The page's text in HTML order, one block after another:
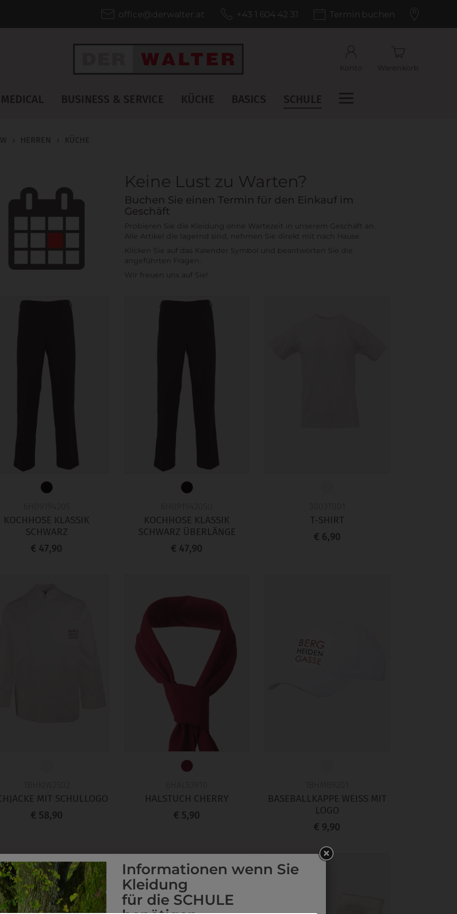
office@derwalter.at +43 1 604 42 31 Termin buchen
Konto Warenkorb
MEDICAL BUSINESS & SERVICE KÜCHE BASICS SCHULE
› HERREN › KÜCHE
Keine Lust zu Warten?
Buchen Sie einen Termin für den Einkauf im
Geschäft
Probieren Sie die Kleidung ohne Wartezeit in unserem Geschäft an.
Alle Artikel die lagernd sind, nehmen Sie direkt mit nach Hause
Klicken Sie auf das Kalender Symbol und beantworten Sie die
angeführten Fragen.
Wir freuen uns auf Sie!
KOCHHOSE KLASSIK
SCHWARZ
€ 47,90
KOCHHOSE KLASSIK
SCHWARZ ÜBERLÄNGE
€ 47,90
T-SHIRT
€ 6,90
MIT SCHULLOGO
€ 58,90
HALSTUCH CHERRY
€ 5,90
BASEBALLKAPPE WEISS MIT L
OGO
€ 9,90
Informationen wenn Sie
Kleidung
für die SCHULE